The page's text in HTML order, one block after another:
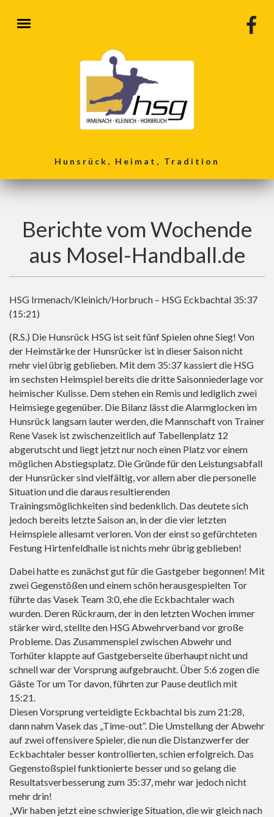
Hunsrück, Heimat, Tradition
Berichte vom Wochende
aus Mosel-Handball.de
HSG Irmenach/Kleinich/Horbruch – HSG Eckbachtal 35:37
(15:21)
(R.S.) Die Hunsrück HSG ist seit fünf Spielen ohne Sieg! Von
der Heimstärke der Hunsrücker ist in dieser Saison nicht
mehr viel übrig geblieben. Mit dem 35:37 kassiert die HSG
im sechsten Heimspiel bereits die dritte Saisonniederlage vor
heimischer Kulisse. Dem stehen ein Remis und lediglich zwei
Heimsiege gegenüber. Die Bilanz lässt die Alarmglocken im
Hunsrück langsam lauter werden, die Mannschaft von Trainer
Rene Vasek ist zwischenzeitlich auf Tabellenplatz 12
abgerutscht und liegt jetzt nur noch einen Platz vor einem
möglichen Abstiegsplatz. Die Gründe für den Leistungsabfall
der Hunsrücker sind vielfältig, vor allem aber die personelle
Situation und die daraus resultierenden
Trainingsmöglichkeiten sind bedenklich. Das deutete sich
jedoch bereits letzte Saison an, in der die vier letzten
Heimspiele allesamt verloren. Von der einst so gefürchteten
Festung Hirtenfeldhalle ist nichts mehr übrig geblieben!
Dabei hatte es zunächst gut für die Gastgeber begonnen! Mit
zwei Gegenstößen und einem schön herausgespielten Tor
führte das Vasek Team 3:0, ehe die Eckbachtaler wach
wurden. Deren Rückraum, der in den letzten Wochen immer
stärker wird, stellte den HSG Abwehrverband vor große
Probleme. Das Zusammenspiel zwischen Abwehr und
Torhüter klappte auf Gastgeberseite überhaupt nicht und
schnell war der Vorsprung aufgebraucht. Über 5:6 zogen die
Gäste Tor um Tor davon, führten zur Pause deutlich mit
15:21.
Diesen Vorsprung verteidigte Eckbachtal bis zum 21:28,
dann nahm Vasek das „Time-out“. Die Umstellung der Abwehr
auf zwei offensivere Spieler, die nun die Distanzwerfer der
Eckbachtaler besser kontrollierten, schien erfolgreich. Das
Gegenstoßspiel funktionierte besser und so gelang die
Resultatsverbesserung zum 35:37, mehr war jedoch nicht
mehr drin!
„Wir haben jetzt eine schwierige Situation, die wir gleich nach